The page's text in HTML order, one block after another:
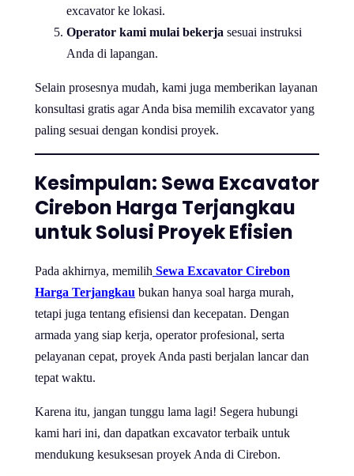
excavator ke lokasi.
Operator kami mulai bekerja sesuai instruksi
Anda di lapangan.
Selain prosesnya mudah, kami juga memberikan layanan
konsultasi gratis agar Anda bisa memilih excavator yang
paling sesuai dengan kondisi proyek.
Kesimpulan: Sewa Excavator
Cirebon Harga Terjangkau
untuk Solusi Proyek Efisien
Pada akhirnya, memilih Sewa Excavator Cirebon
Harga Terjangkau bukan hanya soal harga murah,
tetapi juga tentang efisiensi dan kecepatan. Dengan
armada yang siap kerja, operator profesional, serta
pelayanan cepat, proyek Anda pasti berjalan lancar dan
tepat waktu.
Karena itu, jangan tunggu lama lagi! Segera hubungi
kami hari ini, dan dapatkan excavator terbaik untuk
mendukung kesuksesan proyek Anda di Cirebon.